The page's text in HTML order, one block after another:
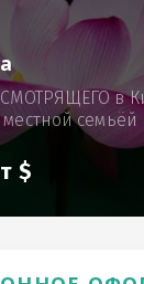
в
семьёй
$